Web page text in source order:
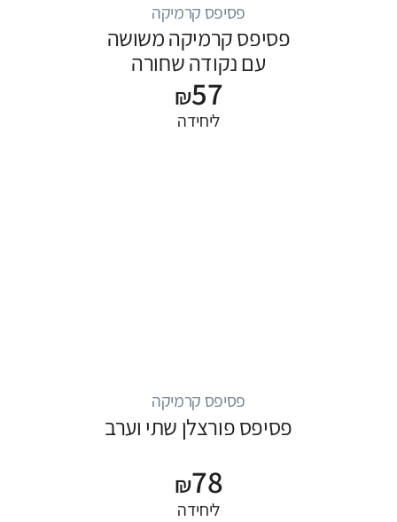
פסיפס קרמיקה
פסיפס קרמיקה משושה
עם נקודה שחורה
₪57
ליחידה
פסיפס קרמיקה
פסיפס פורצלן שתי וערב
₪78
ליחידה